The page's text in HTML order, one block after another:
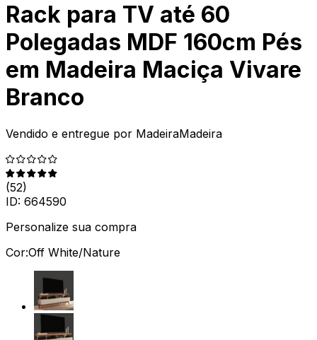
Rack para TV até 60
Polegadas MDF 160cm Pés
em Madeira Maciça Vivare
Branco
Vendido e entregue por MadeiraMadeira
(52)
ID: 664590
Personalize sua compra
Cor:Off White/Nature